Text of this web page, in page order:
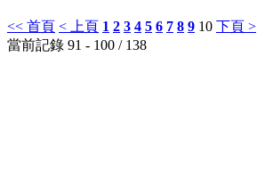
<< 首頁 < 上頁 1 2 3 4 5 6 7 8 9 10 下頁 >
當前記錄 91 - 100 / 138